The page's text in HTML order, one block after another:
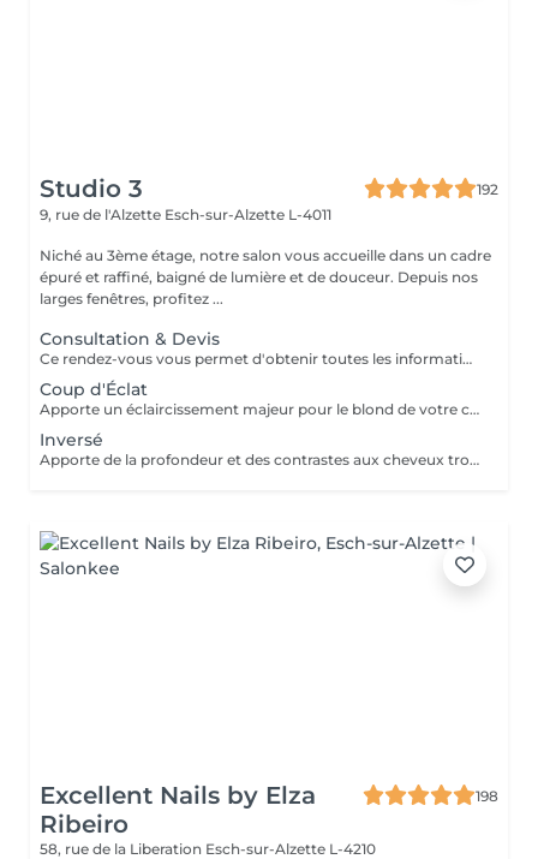
Studio 3
192
9, rue de l'Alzette Esch-sur-Alzette L-4011
Niché au 3ème étage, notre salon vous accueille dans un cadre
épuré et raffiné, baigné de lumière et de douceur. Depuis nos
larges fenêtres, profitez ...
Consultation & Devis
Ce rendez-vous vous permet d'obtenir toutes les informations nécessaires avant votre prestation : - conseils personnalisés - étude de vos besoins - diagnostic du cheveu Le montant de la consultation sera déduit de votre prestation finale si vous réservez immédiatement après ce rendez-vous.
Coup d'Éclat
Apporte un éclaircissement majeur pour le blond de votre choix - consultation - balayage - soin epres - gloss - coupe & coiffage Le prix peut varier selon la quantité des produits utilisés.
Inversé
Apporte de la profondeur et des contrastes aux cheveux trop clairs suite à un balayage ou décoloration - consultation - balayage - soin epres - gloss - coupe & coiffage Le prix peut varier selon la quantité des produits utilisés.
Excellent Nails by Elza
Ribeiro
198
58, rue de la Liberation Esch-sur-Alzette L-4210